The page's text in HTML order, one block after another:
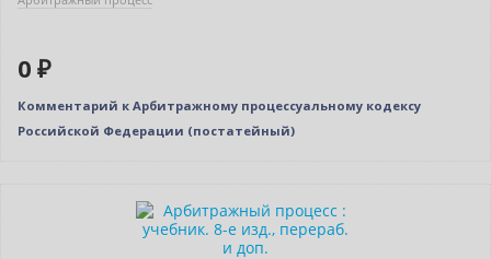
0 ₽
Комментарий к Арбитражному процессуальному кодексу
Российской Федерации (постатейный)